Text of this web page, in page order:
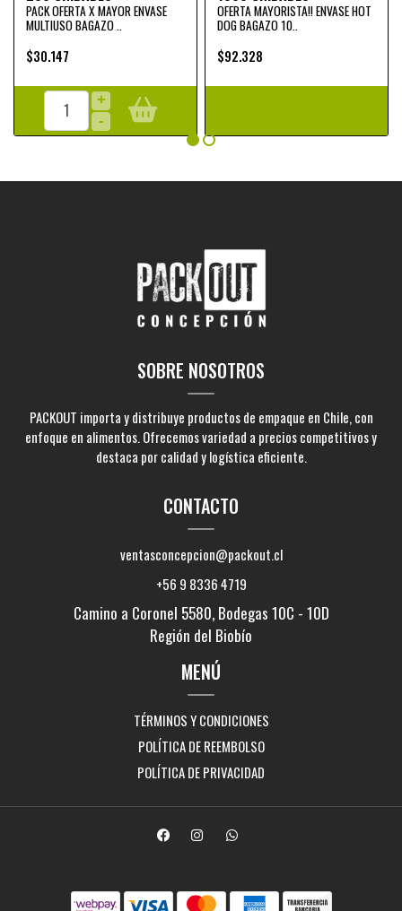
PACK OFERTA X MAYOR ENVASE
MULTIUSO BAGAZO ..
$30.147
+
-
OFERTA MAYORISTA!! ENVASE HOT
DOG BAGAZO 10..
$92.328
SOBRE NOSOTROS
PACKOUT importa y distribuye productos de empaque en Chile, con
enfoque en alimentos. Ofrecemos variedad a precios competitivos y
destaca por calidad y logística eficiente.
CONTACTO
ventasconcepcion@packout.cl
+56 9 8336 4719
Camino a Coronel 5580, Bodegas 10C - 10D
Región del Biobío
MENÚ
TÉRMINOS Y CONDICIONES
POLÍTICA DE REEMBOLSO
POLÍTICA DE PRIVACIDAD